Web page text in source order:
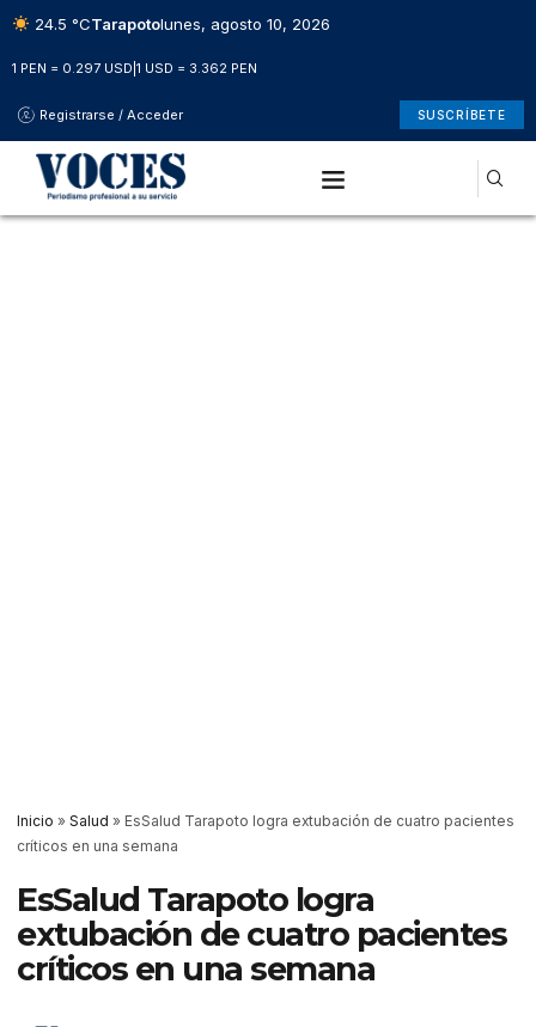
24.5 °CTarapotolunes, agosto 10, 2026
1 PEN = 0.297 USD 1 USD = 3.362 PEN
Registrarse / Acceder SUSCRÍBETE
Inicio » Salud » EsSalud Tarapoto logra extubación de cuatro pacientes
críticos en una semana
EsSalud Tarapoto logra
extubación de cuatro pacientes
críticos en una semana